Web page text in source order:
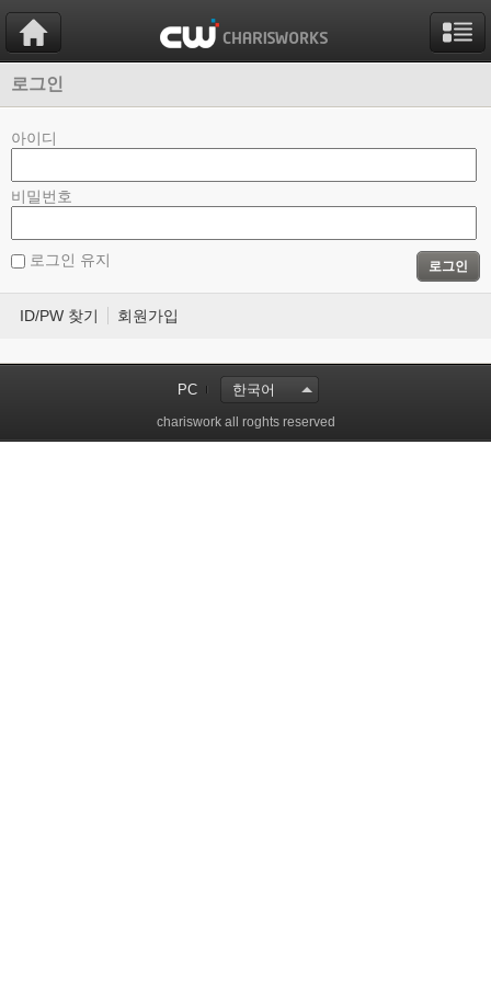
로그인
아이디
비밀번호
로그인 유지 로그인
ID/PW 찾기 회원가입
PC 한국어
chariswork all roghts reserved